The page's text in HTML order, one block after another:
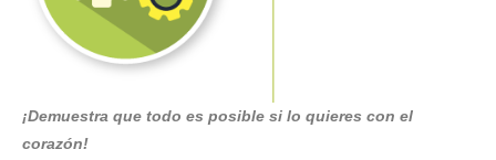
¡Demuestra que todo es posible si lo quieres con el
corazón!